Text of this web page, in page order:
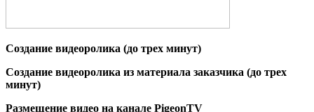
Создание видеоролика (до трех минут)
Создание видеоролика из материала заказчика (до трех
минут)
Размещение видео на канале PigeonTV